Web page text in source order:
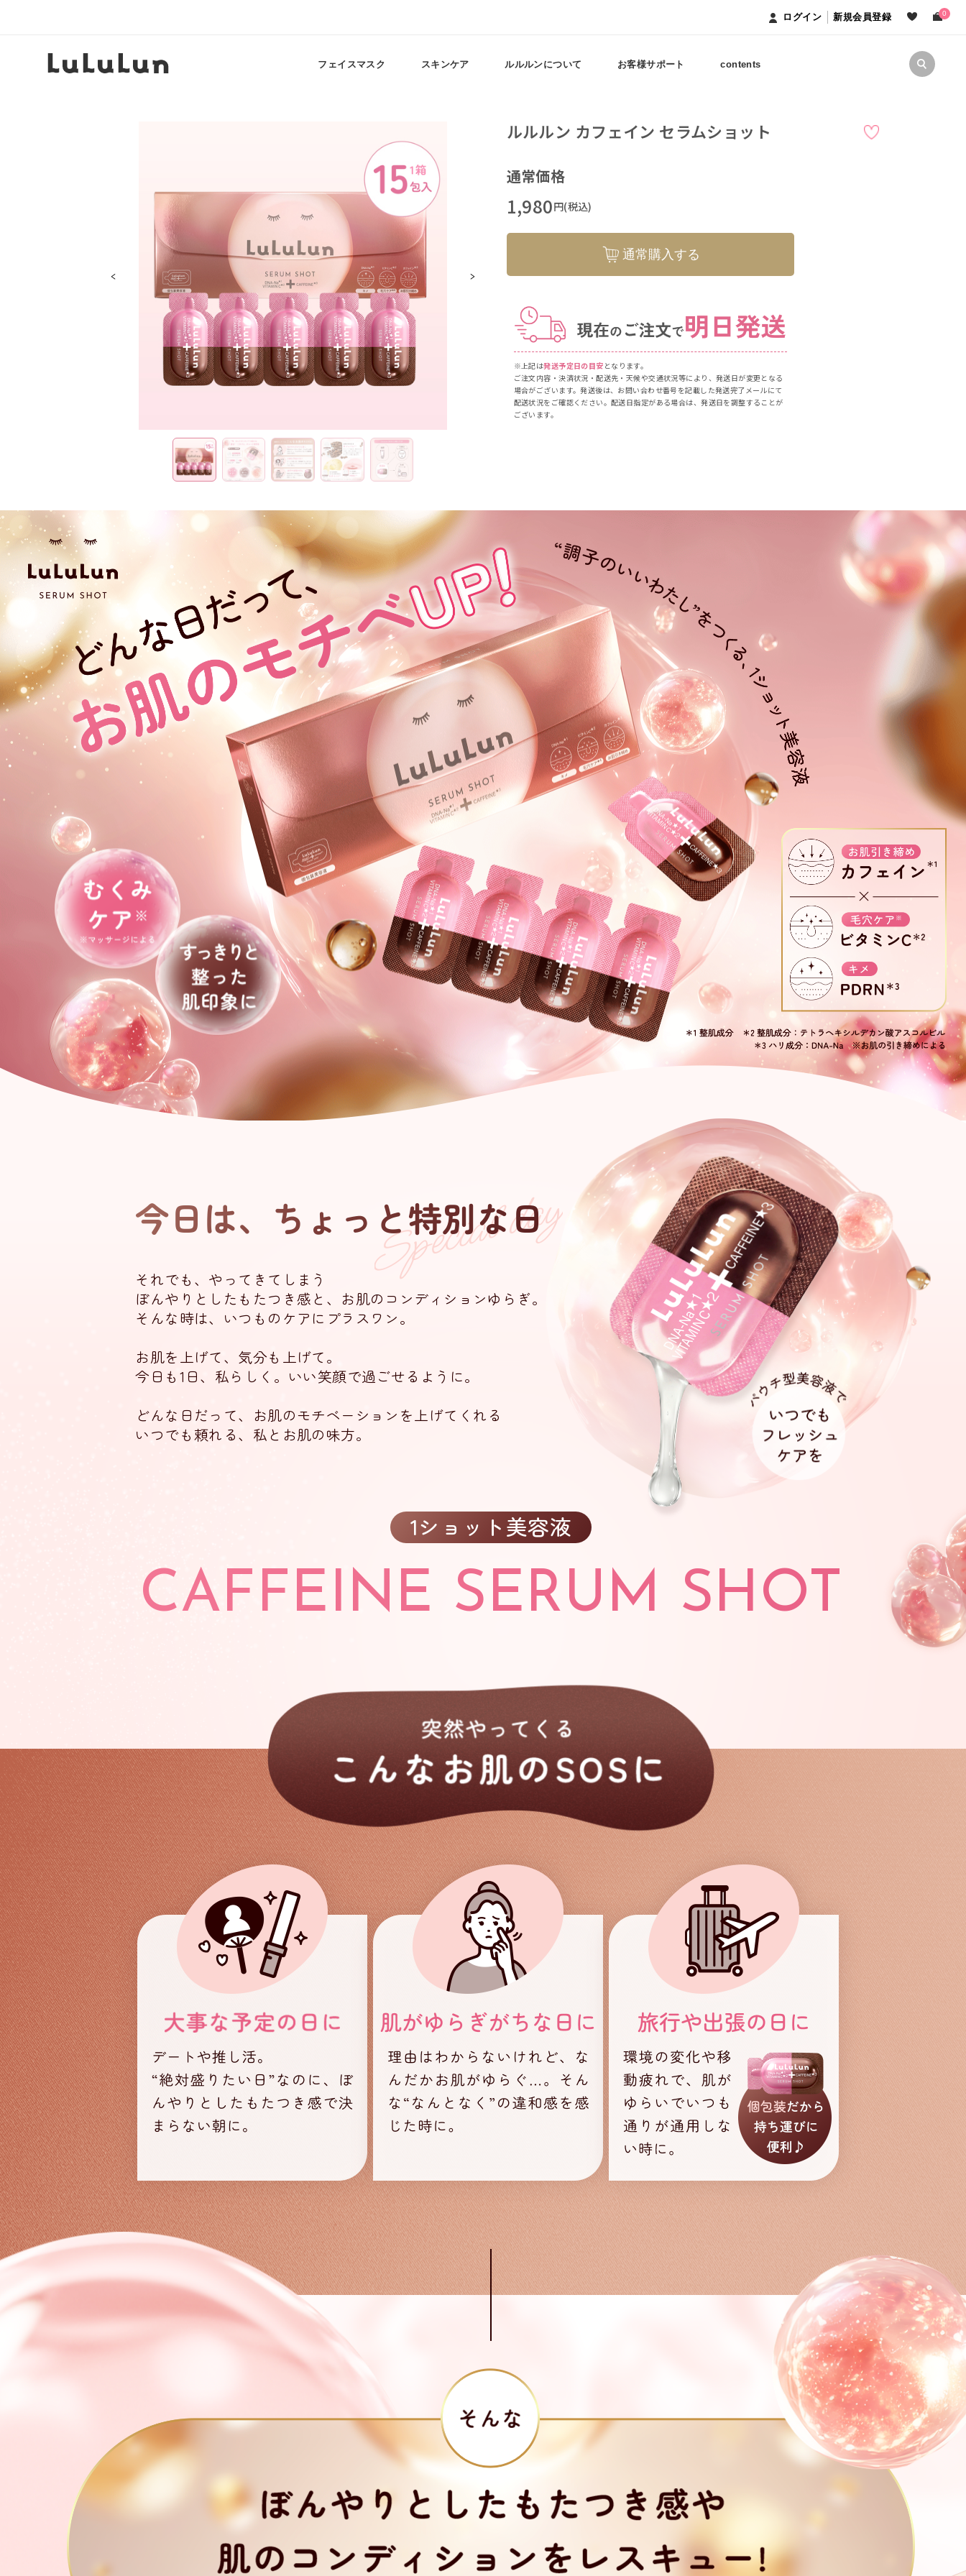
ログイン 新規会員登録 0
フェイスマスク スキンケア ルルルンについて お客様サポート contents
ルルルン カフェイン セラムショット
通常価格
1,980円(税込)
通常購入する
※上記は発送予定日の目安 となります。
ご注文内容・決済状況・配送先・天候や交通状況等により、発送日が変更となる
場合がございます。発送後は、お問い合わせ番号を記載した発送完了メールにて
配送状況をご確認ください。配送日指定がある場合は、発送日を調整することが
ございます。
今日は、ちょっと特別な日
Special day
それでも、やってきてしまう
ぼんやりとしたもたつき感と、 お肌のコンディションゆらぎ。
そんな時は、いつものケアにプラスワン。
お肌を上げて、気分も上げて。
今日も1日、私らしく。 いい笑顔で過ごせるように。
どんな日だって、 お肌のモチベーションを上げてくれる
いつでも頼れる、私とお肌の味方。
1ショット美容液
CAFFEINE SERUM SHOT